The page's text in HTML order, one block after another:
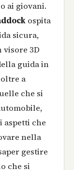
ai giovani.
ospita
sicura,
3D
guida in
a
che si
che
nella
gestire
che si